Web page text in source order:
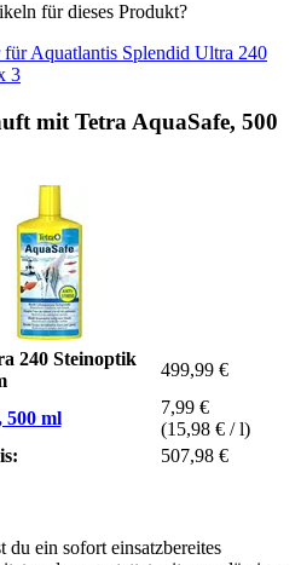
für dieses Produkt?
Aquatlantis Splendid Ultra 240
3
mit Tetra AquaSafe, 500
240 Steinoptik
499,99 €
500 ml
7,99 €
(15,98 € / l)
507,98 €
du ein sofort einsatzbereites